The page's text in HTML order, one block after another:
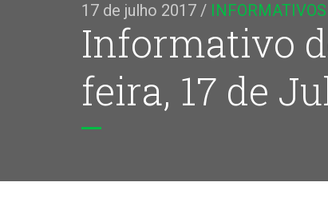
17 de julho 2017 /
Informativo
feira, 17 de